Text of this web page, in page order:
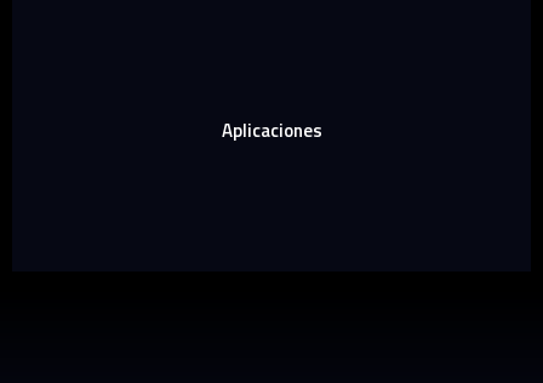
Aplicaciones